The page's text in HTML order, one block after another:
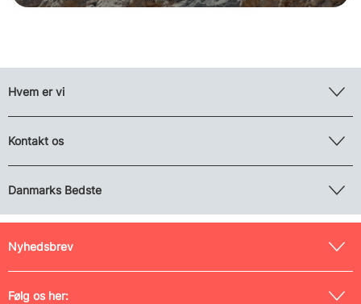
Hvem er vi
Kontakt os
Danmarks Bedste
Nyhedsbrev
Følg os her: